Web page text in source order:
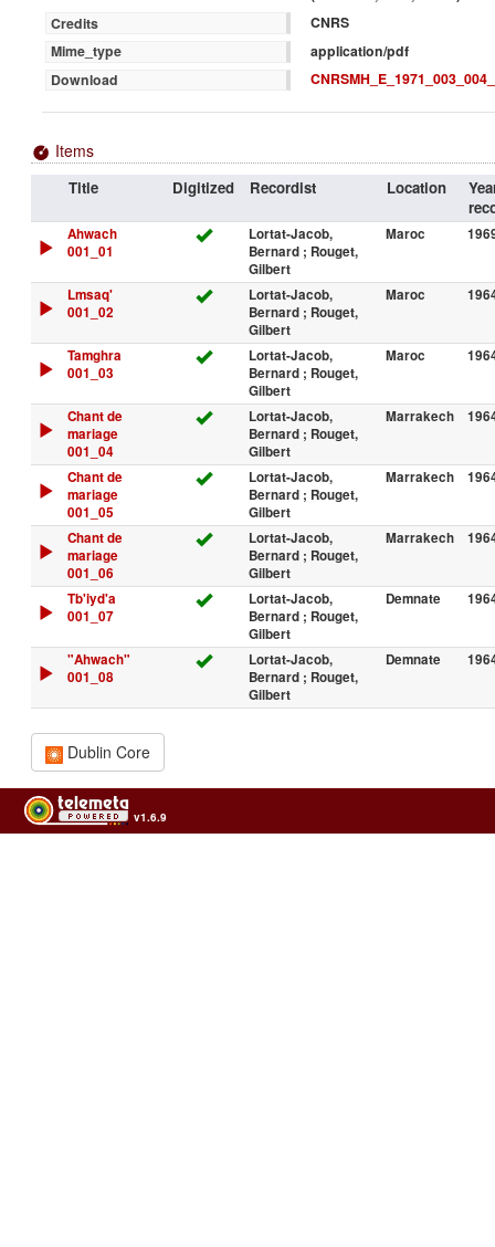
Credits
CNRS
Mime_type
application/pdf
Download
Items
Title Digitized Recordist Location
Ahwach
001_01
Lortat-Jacob,
Bernard ; Rouget,
Gilbert
Maroc
Lmsaq'
001_02
Lortat-Jacob,
Bernard ; Rouget,
Gilbert
Maroc
Tamghra
001_03
Lortat-Jacob,
Bernard ; Rouget,
Gilbert
Maroc
Chant de
mariage
001_04
Lortat-Jacob,
Bernard ; Rouget,
Gilbert
Marrakech
Chant de
mariage
001_05
Lortat-Jacob,
Bernard ; Rouget,
Gilbert
Marrakech
Chant de
mariage
001_06
Lortat-Jacob,
Bernard ; Rouget,
Gilbert
Marrakech
Tb'iyd'a
001_07
Lortat-Jacob,
Bernard ; Rouget,
Gilbert
Demnate
"Ahwach"
001_08
Lortat-Jacob,
Bernard ; Rouget,
Gilbert
Demnate
Dublin Core
v1.6.9